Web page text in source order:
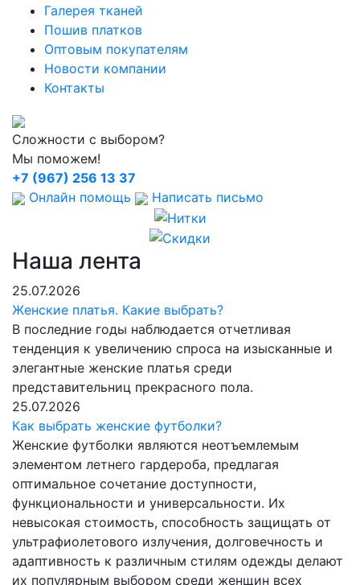
Галерея тканей
Пошив платков
Оптовым покупателям
Новости компании
Контакты
Сложности с выбором?
Мы поможем!
+7 (967) 256 13 37
Онлайн помощь
Написать письмо
Наша лента
25.07.2026
Женские платья. Какие выбрать?
В последние годы наблюдается отчетливая
тенденция к увеличению спроса на изысканные и
элегантные женские платья среди
представительниц прекрасного пола.
25.07.2026
Как выбрать женские футболки?
Женские футболки являются неотъемлемым
элементом летнего гардероба, предлагая
оптимальное сочетание доступности,
функциональности и универсальности. Их
невысокая стоимость, способность защищать от
ультрафиолетового излучения, долговечность и
адаптивность к различным стилям одежды делают
их популярным выбором среди женщин всех